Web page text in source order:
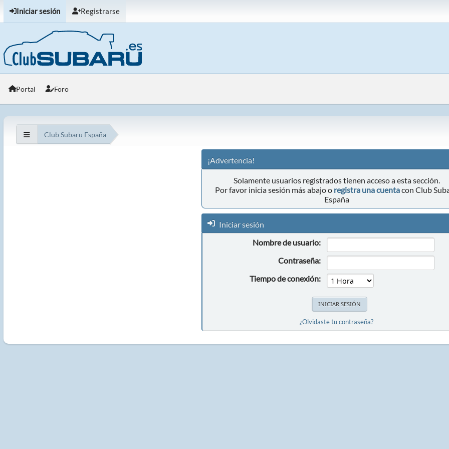
Iniciar sesión Registrarse
Portal Foro
Club Subaru España
¡Advertencia!
Solamente usuarios registrados tienen acceso a esta sección.
Por favor inicia sesión más abajo o registra una cuentacon Club
España
Iniciar sesión
Nombre de usuario:
Contraseña:
Tiempo de conexión:
¿Olvidaste tu contraseña?